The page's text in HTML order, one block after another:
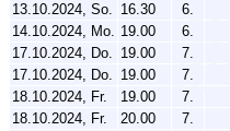
13.10.2024, So. 16.30 6.
14.10.2024, Mo. 19.00 6.
17.10.2024, Do. 19.00 7.
17.10.2024, Do. 19.00 7.
18.10.2024, Fr.
19.00 7.
18.10.2024, Fr.
20.00 7.